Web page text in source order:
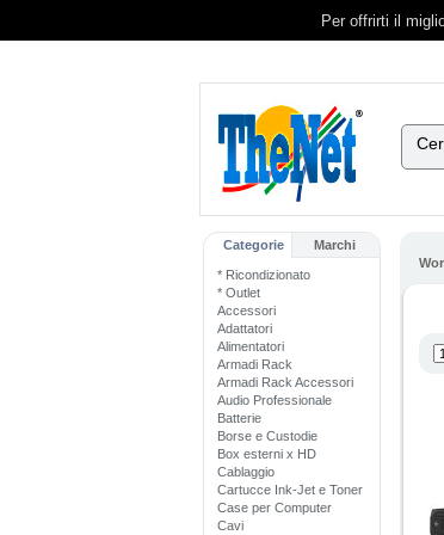
Per offrirti il
Categorie Marchi
* Ricondizionato
* Outlet
Accessori
Adattatori
Alimentatori
Armadi Rack
Armadi Rack Accessori
Audio Professionale
Batterie
Borse e Custodie
Box esterni x HD
Cablaggio
Cartucce Ink-Jet e Toner
Case per Computer
Cavi